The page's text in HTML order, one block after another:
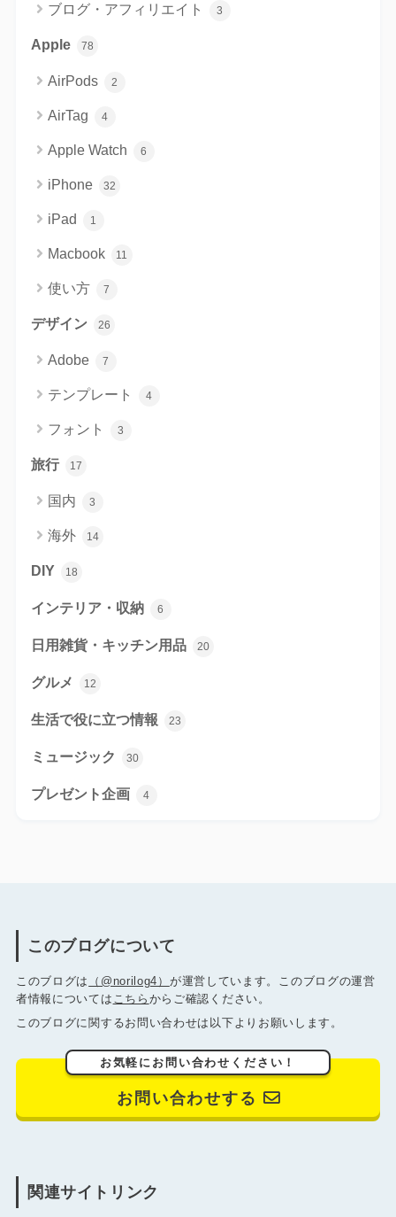
ブログ・アフィリエイト 3
Apple 78
AirPods 2
AirTag 4
Apple Watch 6
iPhone 32
iPad 1
Macbook 11
使い方 7
デザイン 26
Adobe 7
テンプレート 4
フォント 3
旅行 17
国内 3
海外 14
DIY 18
インテリア・収納 6
日用雑貨・キッチン用品 20
グルメ 12
生活で役に立つ情報 23
ミュージック 30
プレゼント企画 4
このブログについて
このブログは （@norilog4） が運営しています。このブログの運営
者情報については こちら からご確認ください。
このブログに関するお問い合わせは以下よりお願いします。
お気軽にお問い合わせください！
お問い合わせする
関連サイトリンク